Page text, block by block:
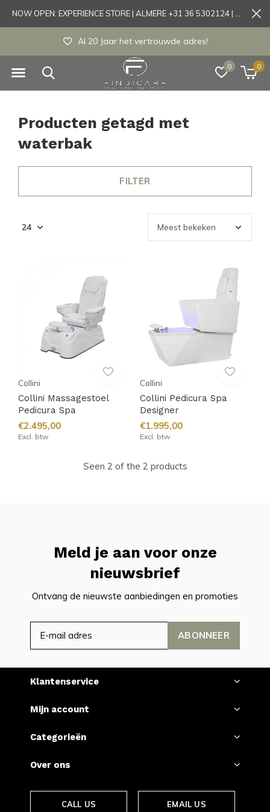
0 0
Al 20 Jaar het vertrouwde adres!
Producten getagd met
waterbak
FILTER
Collini
Collini Massagestoel
Pedicura Spa
€2.495,00
Excl. btw
Collini
Collini Pedicura Spa
Designer
€1.995,00
Excl. btw
Seen 2 of the 2 products
Meld je aan voor onze
nieuwsbrief
Ontvang de nieuwste aanbiedingen en promoties
ABONNEER
Klantenservice
Mijn account
Categorieën
Over ons
CALL US EMAIL US